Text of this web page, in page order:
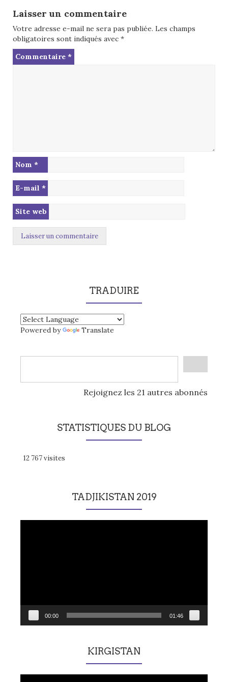
Laisser un commentaire
Votre adresse e-mail ne sera pas publiée. Les champs
obligatoires sont indiqués avec *
Commentaire *
Nom *
E-mail *
Site web
TRADUIRE
Powered by Translate
Rejoignez les 21 autres abonnés
STATISTIQUES DU BLOG
12 767 visites
TADJIKISTAN 2019
00:00 01:46
KIRGISTAN